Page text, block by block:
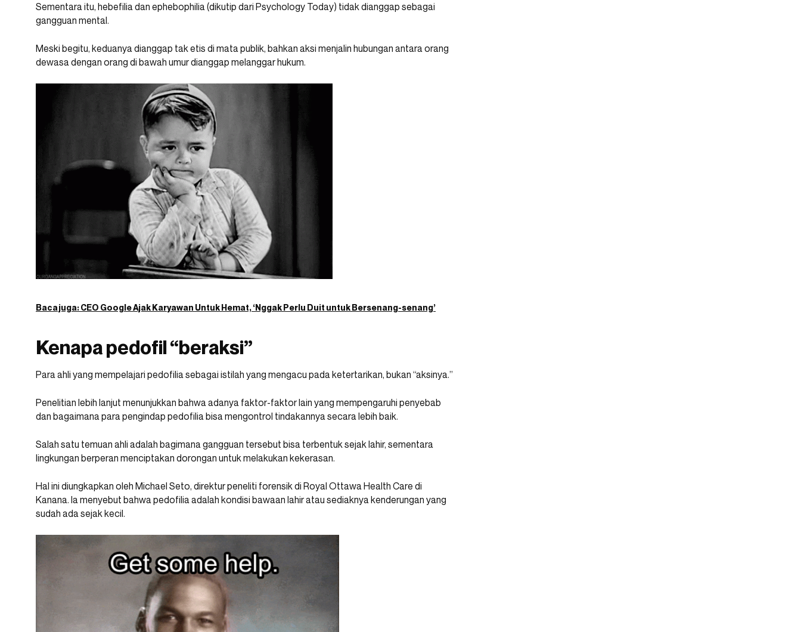
Sementara itu, hebefilia dan ephebophilia (dikutip dari Psychology Today) tidak dianggap sebagai
gangguan mental.
Meski begitu, keduanya dianggap tak etis di mata publik, bahkan aksi menjalin hubungan antara orang
dewasa dengan orang di bawah umur dianggap melanggar hukum.
Baca juga:CEO Google Ajak Karyawan Untuk Hemat, ‘Nggak Perlu Duit untuk Bersenang-senang’
Kenapa pedofil “beraksi”
Para ahli yang mempelajari pedofilia sebagai istilah yang mengacu pada ketertarikan, bukan “aksinya.”
Penelitian lebih lanjut menunjukkan bahwa adanya faktor-faktor lain yang mempengaruhi penyebab
dan bagaimana para pengindap pedofilia bisa mengontrol tindakannya secara lebih baik.
Salah satu temuan ahli adalah bagimana gangguan tersebut bisa terbentuk sejak lahir, sementara
lingkungan berperan menciptakan dorongan untuk melakukan kekerasan.
Hal ini diungkapkan oleh Michael Seto, direktur peneliti forensik di Royal Ottawa Health Care di
Kanana. Ia menyebut bahwa pedofilia adalah kondisi bawaan lahir atau sediaknya kenderungan yang
sudah ada sejak kecil.